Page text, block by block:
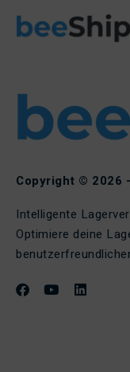
Copyright © 2026
Intelligente
Optimiere deine